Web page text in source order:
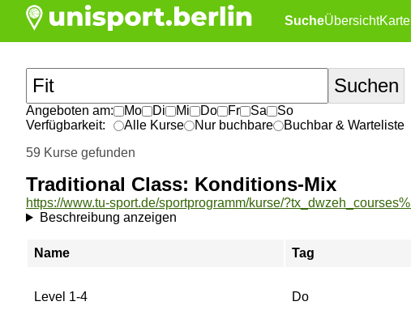
SucheÜbersichtKarte
Angeboten am: Mo Di Mi Do Fr Sa
So
Verfügbarkeit:
Alle Kurse Nur buchbare
Buchbar & Warteliste
59 Kurse gefunden
Traditional Class: Konditions-Mix
Beschreibung anzeigen
Name Tag
Level 1-4 Do